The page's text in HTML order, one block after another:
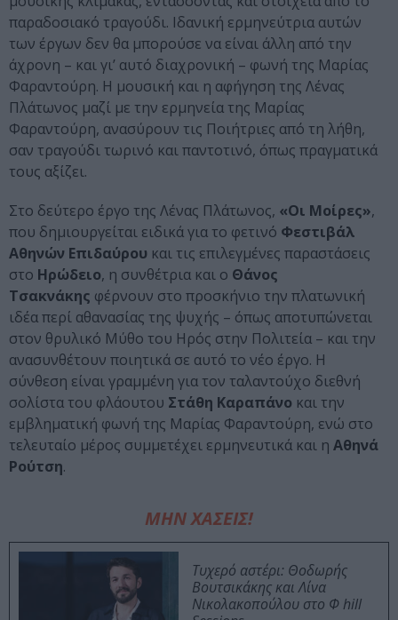
παραδοσιακό τραγούδι. Ιδανική ερμηνεύτρια αυτών
των έργων δεν θα μπορούσε να είναι άλλη από την
άχρονη – και γι’ αυτό διαχρονική – φωνή της Μαρίας
Φαραντούρη. Η μουσική και η αφήγηση της Λένας
Πλάτωνος μαζί με την ερμηνεία της Μαρίας
Φαραντούρη, ανασύρουν τις Ποιήτριες από τη λήθη,
σαν τραγούδι τωρινό και παντοτινό, όπως πραγματικά
τους αξίζει.
Στo δεύτερο έργο της Λένας Πλάτωνος, «Οι Μοίρες»,
που δημιουργείται ειδικά για το φετινό Φεστιβάλ
Αθηνών Επιδαύρου και τις επιλεγμένες παραστάσεις
στο Ηρώδειο, η συνθέτρια και ο Θάνος
Τσακνάκης φέρνουν στο προσκήνιο την πλατωνική
ιδέα περί αθανασίας της ψυχής – όπως αποτυπώνεται
στον θρυλικό Μύθο του Ηρός στην Πολιτεία – και την
ανασυνθέτουν ποιητικά σε αυτό το νέο έργο. Η
σύνθεση είναι γραμμένη για τον ταλαντούχο διεθνή
σολίστα του φλάουτου Στάθη Καραπάνο και την
εμβληματική φωνή της Μαρίας Φαραντούρη, ενώ στο
τελευταίο μέρος συμμετέχει ερμηνευτικά και η Αθηνά
Ρούτση.
ΜΗΝ ΧΑΣΕΙΣ!
Τυχερό αστέρι: Θοδωρής
Βουτσικάκης και Λίνα
Νικολακοπούλου στο Φ hill